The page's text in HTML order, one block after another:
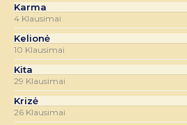
Karma
4 Klausimai
Kelionė
10 Klausimai
Kita
29 Klausimai
Krizė
26 Klausimai